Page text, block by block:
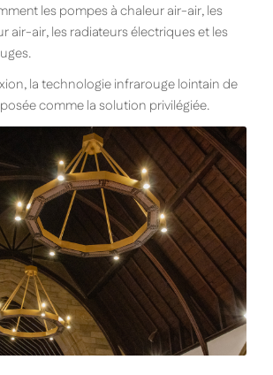
les pompes à chaleur air-air, les
air-air, les radiateurs électriques et les
la technologie infrarouge lointain de
comme la solution privilégiée.